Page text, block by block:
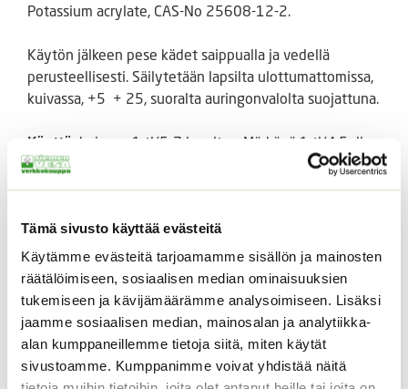
Tämä sivusto käyttää evästeitä
Käytämme evästeitä tarjoamamme sisällön ja mainosten
räätälöimiseen, sosiaalisen median ominaisuuksien
tukemiseen ja kävijämäärämme analysoimiseen. Lisäksi
jaamme sosiaalisen median, mainosalan ja analytiikka-
alan kumppaneillemme tietoja siitä, miten käytät
sivustoamme. Kumppanimme voivat yhdistää näitä
Potassium acrylate, CAS-No 25608-12-2.
Käytön jälkeen pese kädet saippualla ja vedellä
perusteellisesti. Säilytetään lapsilta ulottumattomissa,
kuivassa, +5 + 25, suoralta auringonvalolta suojattuna.
Käyttö: kuivana 1 tl/5-7 l multaa. Märkänä 1 tl/4,5 dl
vettä.
sisältö hieman paakkuuntua. Tämä ei kuitenkaan estä
tuotteen käyttöä, sillä paakut voi tarvittaessa rikkoa.
Säilyy kuivana ja oikein säilytettynä vuosikausia.
Tutustu myös